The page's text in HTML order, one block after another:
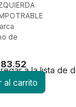
a la lista de
de
al carrito